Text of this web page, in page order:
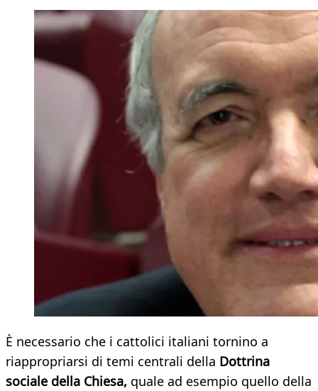
È necessario che i cattolici italiani tornino a
riappropriarsi di temi centrali della Dottrina
sociale della Chiesa, quale ad esempio quello della